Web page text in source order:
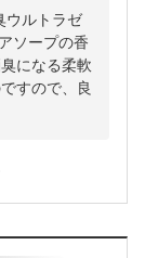
ウルトラゼ
ソープの香
になる柔軟
すので、良